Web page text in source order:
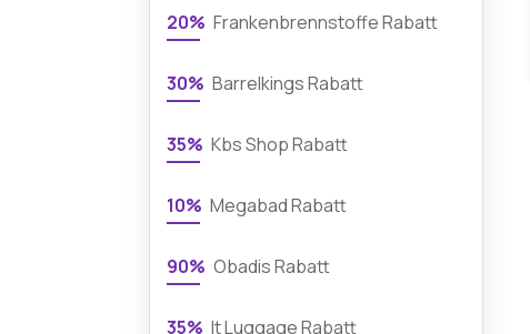
20% Frankenbrennstoffe Rabatt
30% Barrelkings Rabatt
35% Kbs Shop Rabatt
10% Megabad Rabatt
90% Obadis Rabatt
35% It Luggage Rabatt